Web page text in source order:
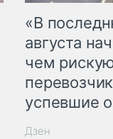
«В
августа
чем
успевшие
Дзен